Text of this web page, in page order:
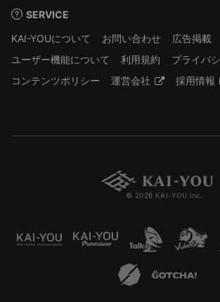
SERVICE
KAI-YOUについて
お問い合わせ
広告掲載
ユーザー機能について
利用規約
プライバ
コンテンツポリシー
運営会社 採用情報
© 2026 KAI-YOU inc.